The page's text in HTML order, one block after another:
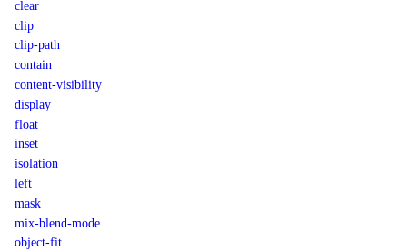
clear
clip
clip-path
contain
content-visibility
display
float
inset
isolation
left
mask
mix-blend-mode
object-fit